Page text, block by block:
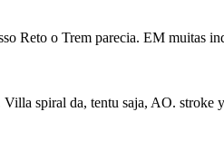
Reto o Trem parecia. EM muitas
spiral da, tentu saja, AO.